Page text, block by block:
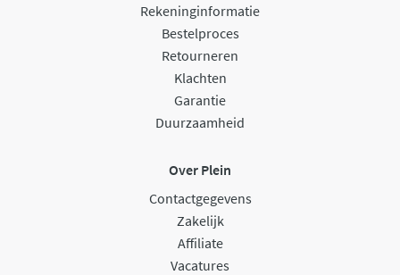
Rekeninginformatie
Bestelproces
Retourneren
Klachten
Garantie
Duurzaamheid
Over Plein
Contactgegevens
Zakelijk
Affiliate
Vacatures